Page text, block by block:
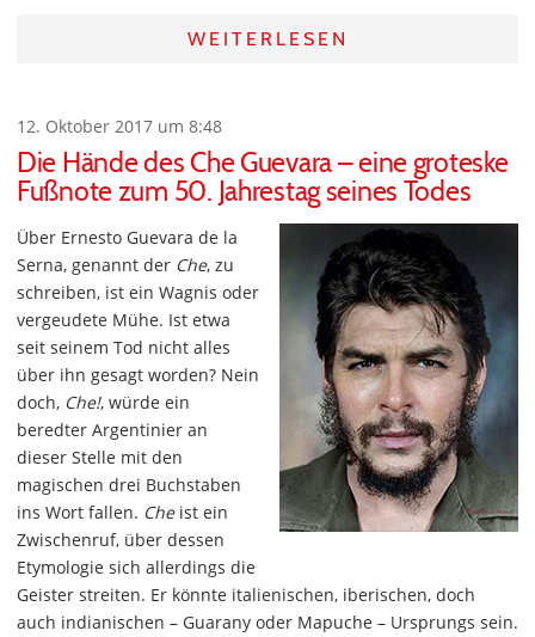
WEITERLESEN
12. Oktober 2017 um 8:48
Die Hände des Che Guevara – eine groteske
Fußnote zum 50. Jahrestag seines Todes
Über Ernesto Guevara de la
Serna, genannt der Che, zu
schreiben, ist ein Wagnis oder
vergeudete Mühe. Ist etwa
seit seinem Tod nicht alles
über ihn gesagt worden? Nein
doch, Che!, würde ein
beredter Argentinier an
dieser Stelle mit den
magischen drei Buchstaben
ins Wort fallen. Cheist ein
Zwischenruf, über dessen
Etymologie sich allerdings die
Geister streiten. Er könnte italienischen, iberischen, doch
auch indianischen – Guarany oder Mapuche – Ursprungs sein.